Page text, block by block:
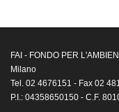
FAI - FONDO PER
Milano
Tel. 02 4676151 - Fax 02
P.I.: 04358650150 - C.F.